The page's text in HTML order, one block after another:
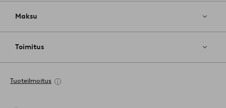
Maksu
Toimitus
Tuoteilmoitus